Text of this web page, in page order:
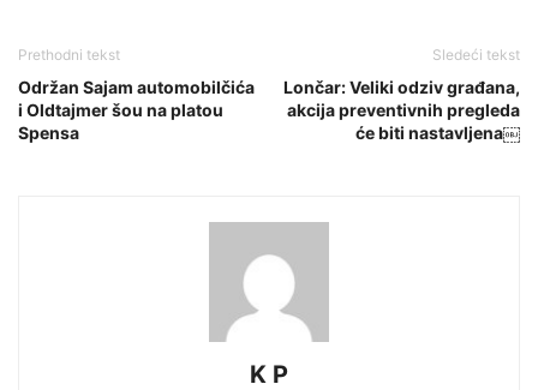
Prethodni tekst
Održan Sajam automobilčića
i Oldtajmer šou na platou
Spensa
Sledeći tekst
Lončar: Veliki odziv građana,
akcija preventivnih pregleda
će biti nastavljena￼
K P